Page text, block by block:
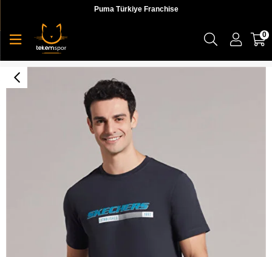
Puma Türkiye Franchise
0